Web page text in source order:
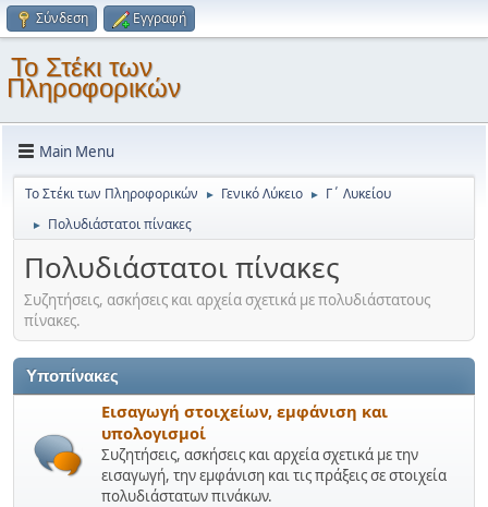
Σύνδεση Εγγραφή
Το Στέκι των
Πληροφορικών
Main Menu
Το Στέκι των Πληροφορικών ► Γενικό Λύκειο ► Γ΄ Λυκείου
► Πολυδιάστατοι πίνακες
Πολυδιάστατοι πίνακες
Συζητήσεις, ασκήσεις και αρχεία σχετικά με πολυδιάστατους
πίνακες.
Υποπίνακες
Εισαγωγή στοιχείων, εμφάνιση και
υπολογισμοί
Συζητήσεις, ασκήσεις και αρχεία σχετικά με την
εισαγωγή, την εμφάνιση και τις πράξεις σε στοιχεία
πολυδιάστατων πινάκων.